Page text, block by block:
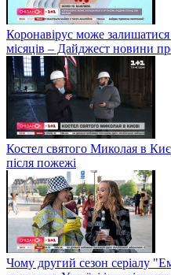
Коронавірус може
місяців – Дайджест новини
Костел святого Миколая в
після пожежі
Чому другий сезон серіалу